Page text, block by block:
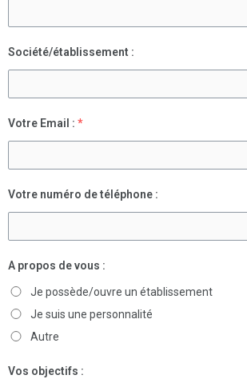
Société/établissement :
Votre Email : *
Votre numéro de téléphone :
A propos de vous :
Je possède/ouvre un établissement
Je suis une personnalité
Autre
Vos objectifs :